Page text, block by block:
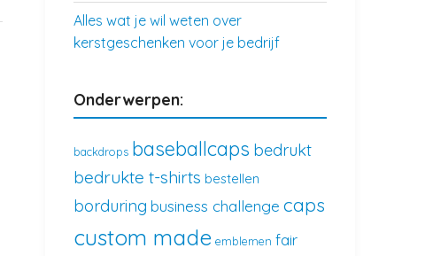
Alles wat je wil weten over
kerstgeschenken voor je bedrijf
Onderwerpen:
backdrops baseballcaps bedrukt
bedrukte t-shirts bestellen
borduring business challenge caps
custom made emblemen fair